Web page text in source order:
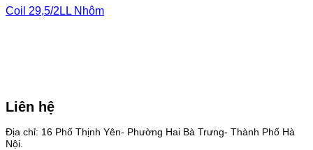
Coil 29,5/2LL Nhôm
Liên hệ
Địa chỉ: 16 Phố Thịnh Yên- Phường Hai Bà Trưng- Thành Phố Hà
Nội.